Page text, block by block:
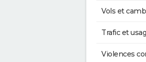
Vols et
Trafic et
Violences